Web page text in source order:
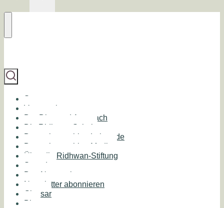
Start
Veranstaltungen
Der Diamond Approach
Die Ridhwan Schule
Deutschsprachige Lehrende
Deutschsprachige Medien
Über die Ridhwan-Stiftung
Spenden
Das Netzwerk
Newsletter abonnieren
Glossar
Blog